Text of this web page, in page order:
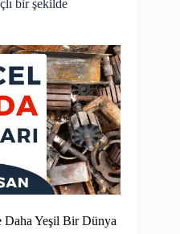
bir şekilde
Daha Yeşil Bir Dünya